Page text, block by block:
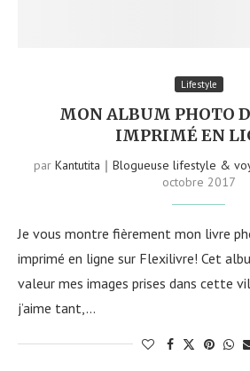
Lifestyle
MON ALBUM PHOTO
IMPRIMÉ EN
par Kantutita｜Blogueuse lifestyle &
octobre 2017
Je vous montre fièrement mon livre
imprimé en ligne sur Flexilivre! Cet
valeur mes images prises dans cette
j’aime tant,…